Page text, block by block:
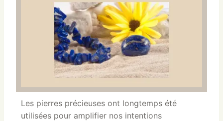
Les pierres précieuses ont longtemps été
utilisées pour amplifier nos intentions